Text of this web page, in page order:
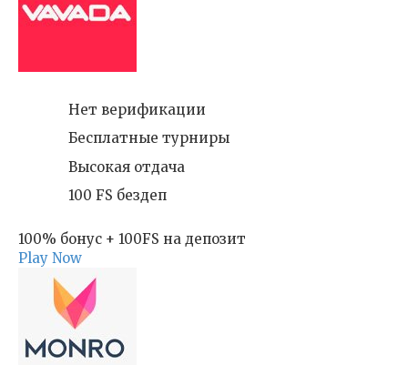
Нет верификации
Бесплатные турниры
Высокая отдача
100 FS бездеп
100% бонус + 100FS на депозит
Play Now